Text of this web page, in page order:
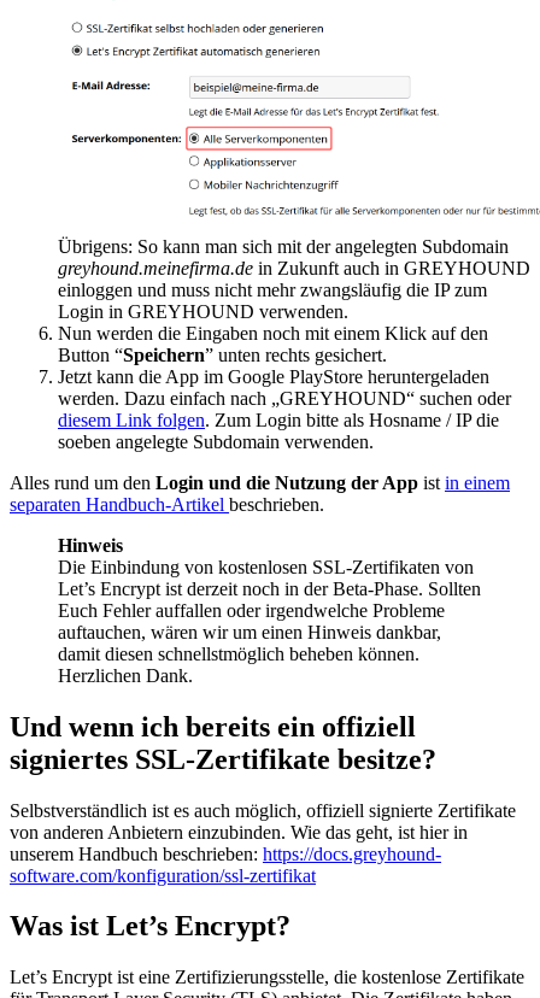
Übrigens: So kann man sich mit der angelegten Subdomain
greyhound.meinefirma.de in Zukunft auch in GREYHOUND
einloggen und muss nicht mehr zwangsläufig die IP zum
Login in GREYHOUND verwenden.
Nun werden die Eingaben noch mit einem Klick auf den
Button “Speichern” unten rechts gesichert.
Jetzt kann die App im Google PlayStore heruntergeladen
werden. Dazu einfach nach „GREYHOUND“ suchen oder
diesem Link folgen. Zum Login bitte als Hosname / IP die
soeben angelegte Subdomain verwenden.
Alles rund um den Login und die Nutzung der App ist in einem
separaten Handbuch-Artikel beschrieben.
Hinweis
Die Einbindung von kostenlosen SSL-Zertifikaten von
Let’s Encrypt ist derzeit noch in der Beta-Phase. Sollten
Euch Fehler auffallen oder irgendwelche Probleme
auftauchen, wären wir um einen Hinweis dankbar,
damit diesen schnellstmöglich beheben können.
Herzlichen Dank.
Und wenn ich bereits ein offiziell
signiertes SSL-Zertifikate besitze?
Selbstverständlich ist es auch möglich, offiziell signierte Zertifikate
von anderen Anbietern einzubinden. Wie das geht, ist hier in
unserem Handbuch beschrieben: https://docs.greyhound-
software.com/konfiguration/ssl-zertifikat
Was ist Let’s Encrypt?
Let’s Encrypt ist eine Zertifizierungsstelle, die kostenlose Zertifikate